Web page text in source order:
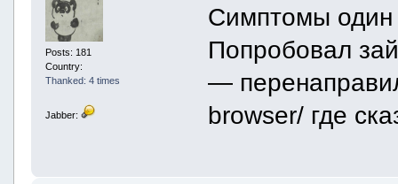
Posts: 181
Country:
Thanked: 4 times
Jabber:
Симптомы один
Попробовал
—
browser/ где